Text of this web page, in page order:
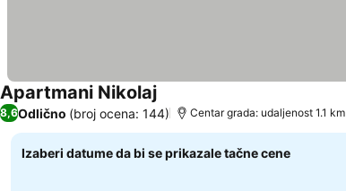
Apartmani Nikolaj
8,6Odlično (broj ocena: 144) Centar grada: udaljenost 1.1 km
Izaberi datume da bi se prikazale tačne cene